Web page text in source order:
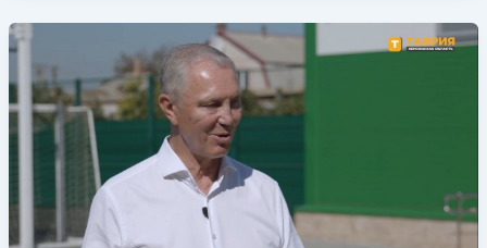
Генічеську
зварити
рибну
юшку